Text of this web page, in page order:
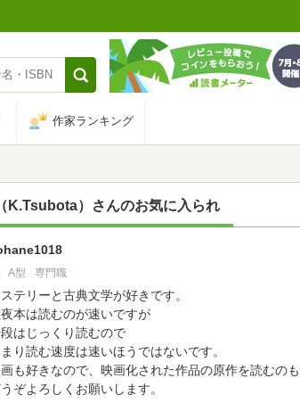
作家ランキング
K.Tsubota） さんのお気に入られ
A型 専門職
ステリーと古典文学が好きです。
本は読むのが速いですが
はじっくり読むので
り読む速度は速いほうではないです。
も好きなので、映画化された作品の原作を読むのも
ぞよろしくお願いします。